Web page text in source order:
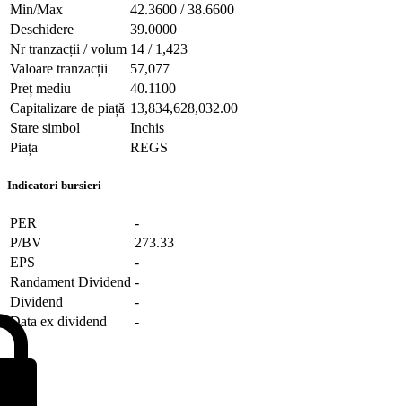
Min/Max
42.3600 / 38.6600
Deschidere
39.0000
Nr tranzacții / volum 14 / 1,423
Valoare tranzacții
57,077
Preț mediu
40.1100
Capitalizare de piață 13,834,628,032.00
Stare simbol
Inchis
Piața
REGS
Indicatori bursieri
PER
-
P/BV
273.33
EPS
-
Randament Dividend -
Dividend
-
Data ex dividend
-